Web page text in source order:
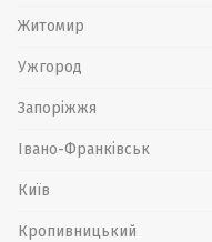
Житомир
Ужгород
Запоріжжя
Івано-Франківськ
Київ
Кропивницький